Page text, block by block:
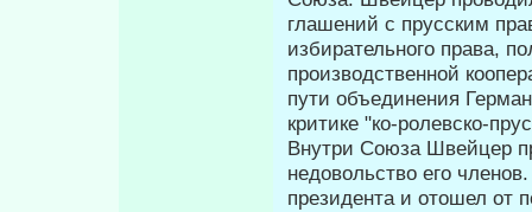
глашений с прусским
избирательного права,
производственной
пути объединения
критике "ко-ролевско-
Внутри Союза Швейцер
недовольство его
президента и отошел от